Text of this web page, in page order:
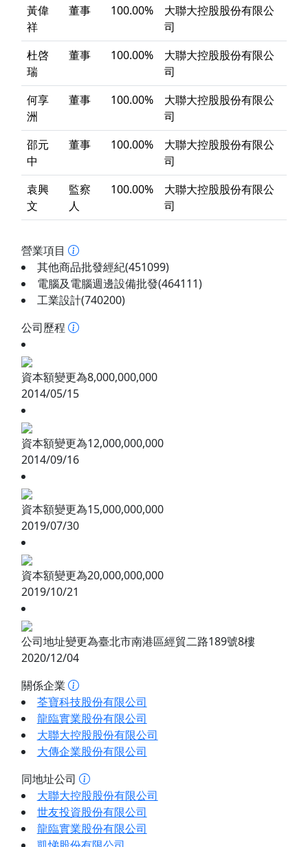
黃偉
祥
董事 100.00%
大聯大控股股份有限公
司
杜啓
瑞
董事 100.00%
大聯大控股股份有限公
司
何享
洲
董事 100.00%
大聯大控股股份有限公
司
邵元
中
董事 100.00%
大聯大控股股份有限公
司
袁興
文
監察
人
100.00%
大聯大控股股份有限公
司
營業項目
其他商品批發經紀(451099)
電腦及電腦週邊設備批發(464111)
工業設計(740200)
公司歷程
資本額變更為8,000,000,000
2014/05/15
資本額變更為12,000,000,000
2014/09/16
資本額變更為15,000,000,000
2019/07/30
資本額變更為20,000,000,000
2019/10/21
公司地址變更為臺北市南港區經貿二路189號8樓
2020/12/04
關係企業
荃寶科技股份有限公司
龍臨實業股份有限公司
大聯大控股股份有限公司
大傳企業股份有限公司
同地址公司
大聯大控股股份有限公司
世友投資股份有限公司
龍臨實業股份有限公司